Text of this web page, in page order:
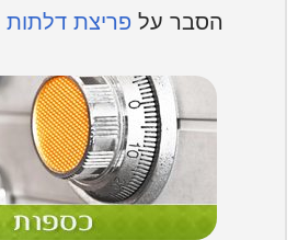
הסבר על פריצת דלתות